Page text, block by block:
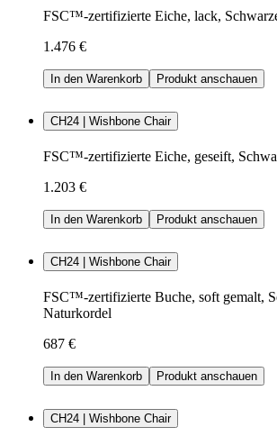
FSC™-zertifizierte Eiche, lack,
1.476 €
In den Warenkorb Produkt anschauen
CH24 | Wishbone Chair
FSC™-zertifizierte Eiche, geseift,
1.203 €
In den Warenkorb Produkt anschauen
CH24 | Wishbone Chair
FSC™-zertifizierte Buche, soft gemalt,
Naturkordel
687 €
In den Warenkorb Produkt anschauen
CH24 | Wishbone Chair